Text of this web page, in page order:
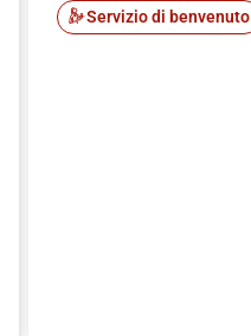
Servizio di benvenuto